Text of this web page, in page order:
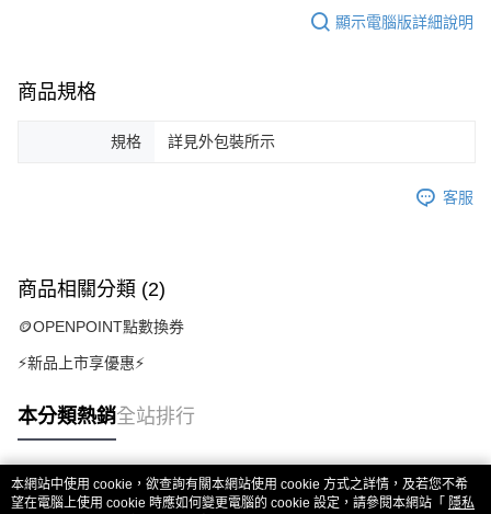
顯示電腦版詳細說明
商品規格
規格 詳見外包裝所示
客服
商品相關分類 (2)
🪙OPENPOINT點數換券
⚡新品上市享優惠⚡
本分類熱銷全站排行
熱門標籤
本網站中使用 cookie，欲查詢有關本網站使用 cookie 方式之詳情，及若您不希
望在電腦上使用 cookie 時應如何變更電腦的 cookie 設定，請參閱本網站「 隱私